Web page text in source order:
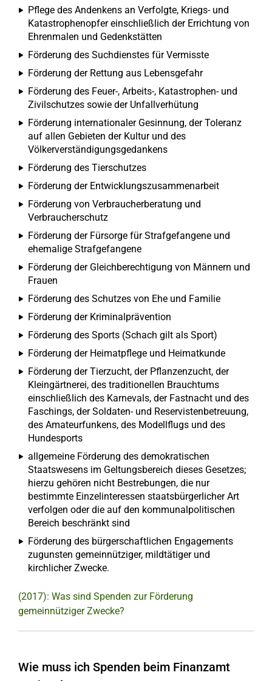
Pflege des Andenkens an Verfolgte, Kriegs- und
Katastrophenopfer einschließlich der Errichtung von
Ehrenmalen und Gedenkstätten
Förderung des Suchdienstes für Vermisste
Förderung der Rettung aus Lebensgefahr
Förderung des Feuer-, Arbeits-, Katastrophen- und
Zivilschutzes sowie der Unfallverhütung
Förderung internationaler Gesinnung, der Toleranz
auf allen Gebieten der Kultur und des
Völkerverständigungsgedankens
Förderung des Tierschutzes
Förderung der Entwicklungszusammenarbeit
Förderung von Verbraucherberatung und
Verbraucherschutz
Förderung der Fürsorge für Strafgefangene und
ehemalige Strafgefangene
Förderung der Gleichberechtigung von Männern und
Frauen
Förderung des Schutzes von Ehe und Familie
Förderung der Kriminalprävention
Förderung des Sports (Schach gilt als Sport)
Förderung der Heimatpflege und Heimatkunde
Förderung der Tierzucht, der Pflanzenzucht, der
Kleingärtnerei, des traditionellen Brauchtums
einschließlich des Karnevals, der Fastnacht und des
Faschings, der Soldaten- und Reservistenbetreuung,
des Amateurfunkens, des Modellflugs und des
Hundesports
allgemeine Förderung des demokratischen
Staatswesens im Geltungsbereich dieses Gesetzes;
hierzu gehören nicht Bestrebungen, die nur
bestimmte Einzelinteressen staatsbürgerlicher Art
verfolgen oder die auf den kommunalpolitischen
Bereich beschränkt sind
Förderung des bürgerschaftlichen Engagements
zugunsten gemeinnütziger, mildtätiger und
kirchlicher Zwecke.
(2017): Was sind Spenden zur Förderung
gemeinnütziger Zwecke?
Wie muss ich Spenden beim Finanzamt